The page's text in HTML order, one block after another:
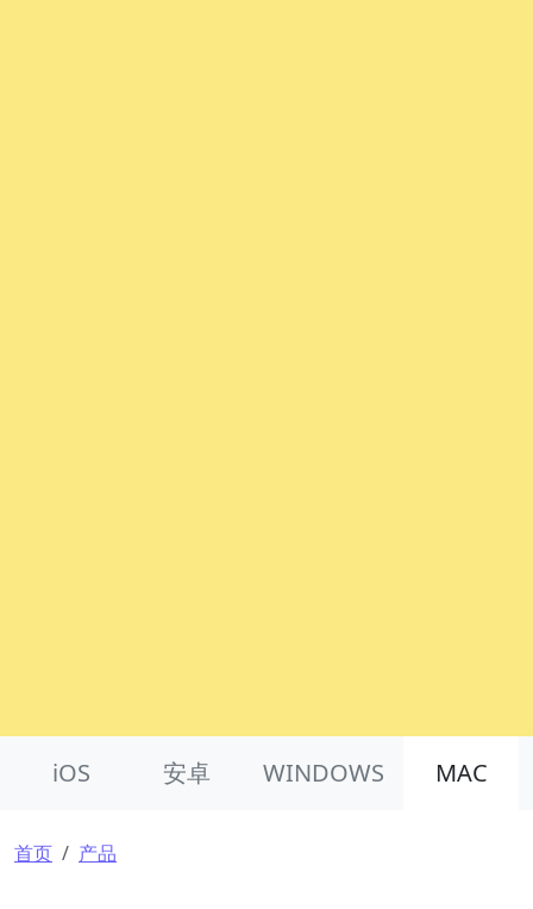
iOS 安卓 WINDOWS MAC
面包屑
首页 产品